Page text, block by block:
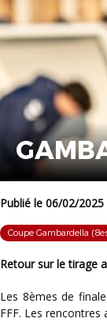
Publié le 06/02/2025
Coupe Gambardella
Retour sur le tirage
Les 8èmes de finale de la Coupe Gambardella étaient tirés ce jeudi 6 février au siège de la
FFF. Les